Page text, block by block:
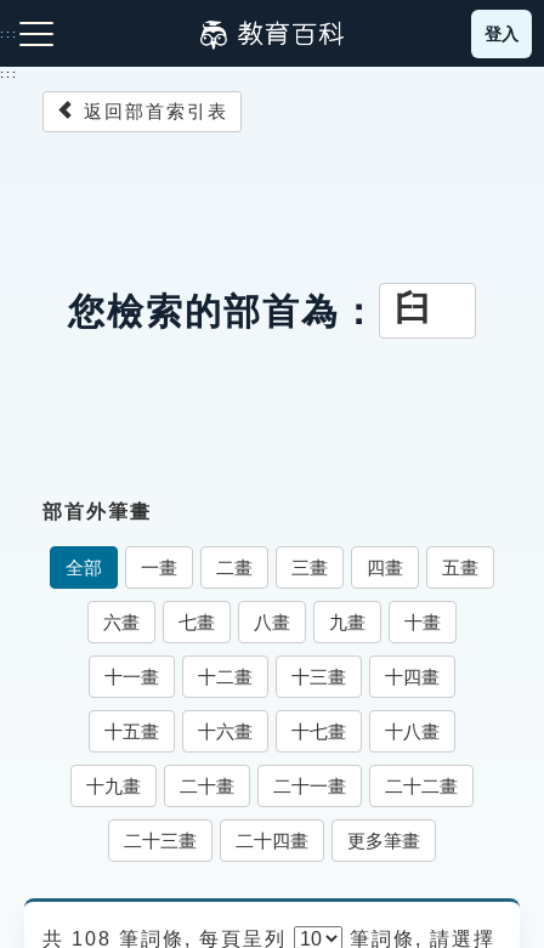
到
主
:::
成語故事
索引選單
知識索引
單字索引
生命大百科索引
遊戲專區
貓頭鷹博士
登入
:::
返回部首索引表
您檢索的部首為： 臼
部首外筆畫
全部 一畫 二畫 三畫 四畫 五畫
六畫 七畫 八畫 九畫 十畫
十一畫 十二畫 十三畫 十四畫
十五畫 十六畫 十七畫 十八畫
十九畫 二十畫 二十一畫 二十二畫
二十三畫 二十四畫 更多筆畫
共 108 筆詞條, 每頁呈列 筆詞條, 請選擇